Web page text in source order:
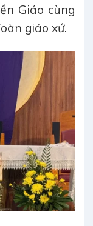
Giáo cùng
giáo xứ.